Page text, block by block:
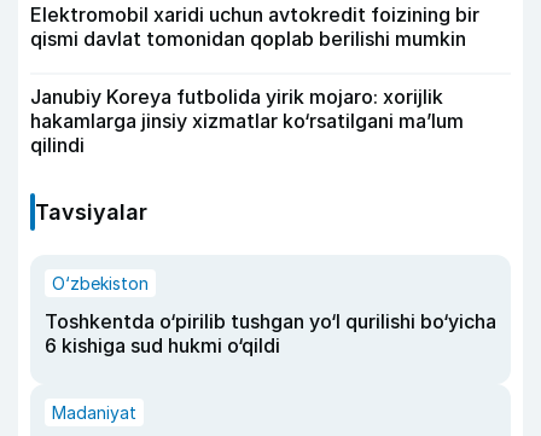
Elektromobil xaridi uchun avtokredit foizining bir
qismi davlat tomonidan qoplab berilishi mumkin
Janubiy Koreya futbolida yirik mojaro: xorijlik
hakamlarga jinsiy xizmatlar ko‘rsatilgani ma’lum
qilindi
Tavsiyalar
O‘zbekiston
Toshkentda o‘pirilib tushgan yo‘l qurilishi bo‘yicha
6 kishiga sud hukmi o‘qildi
Madaniyat